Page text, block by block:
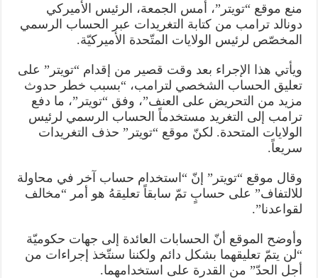
منع موقع “تويتر”، أمس الجمعة، الرئيس الأميركي
دونالد ترامب من كتابة التغريدات عبر الحساب الرسمي
المخصّص لرئيس الولايات المتّحدة الأميركيّة.
ويأتي هذا الإجراء بعد وقت قصير من إقدام “تويتر” على
تعليق الحساب الشخصي لترامب، “بسبب خطر حدوث
مزيد من التحريض على العنف”، وفق “تويتر”، ما دفع
ترامب إلى التغريد مستخدماً الحساب الرسمي لرئيس
الولايات المتحدة. لكنّ موقع “تويتر” حذف التغريدات
سريعاً.
وقال موقع “تويتر” إنّ “استخدام حساب آخر في محاولة
للالتفاف” على حسابٍ تمّ سابقاً تعليقهُ هو أمر “مخالف
لقواعدنا”.
وأوضح الموقع أنّ الحسابات العائدة إلى جهات حكوميّة
“لن يتمّ تعليقهما بشكل دائم ولكننا سنتّخذ إجراءات من
أجل الحدّ” من القدرة على استخدامهما.